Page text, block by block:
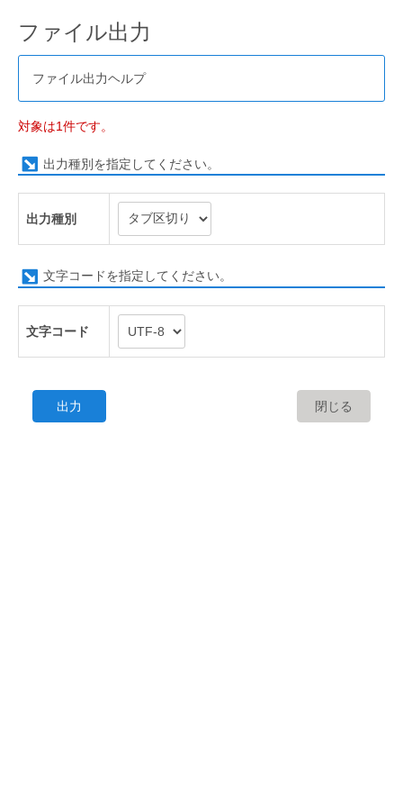
ファイル出力
ファイル出力ヘルプ
対象は1件です。
出力種別を指定してください。
出力種別
文字コードを指定してください。
文字コード